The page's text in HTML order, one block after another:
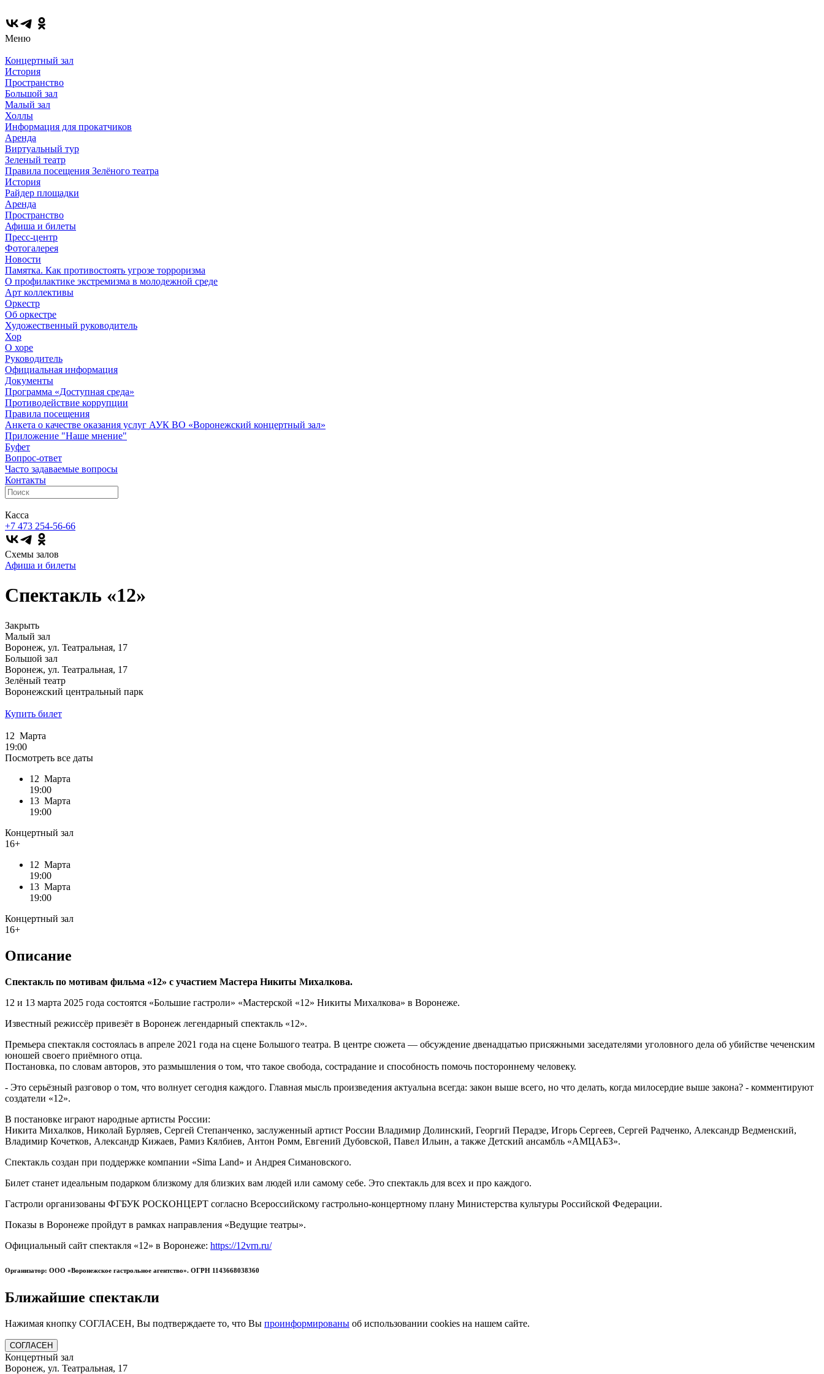
Меню
Концертный зал
История
Пространство
Большой зал
Малый зал
Холлы
Информация для прокатчиков
Аренда
Виртуальный тур
Зеленый театр
Правила посещения Зелёного театра
История
Райдер площадки
Аренда
Пространство
Афиша и билеты
Пресс-центр
Фотогалерея
Новости
Памятка. Как противостоять угрозе торроризма
О профилактике экстремизма в молодежной среде
Арт коллективы
Оркестр
Об оркестре
Художественный руководитель
Хор
О хоре
Руководитель
Официальная информация
Документы
Программа «Доступная среда»
Противодействие коррупции
Правила посещения
Анкета о качестве оказания услуг АУК ВО «Воронежский концертный зал»
Приложение "Наше мнение"
Буфет
Вопрос-ответ
Часто задаваемые вопросы
Контакты
Касса
+7 473 254-56-66
Схемы залов
Афиша и билеты
Спектакль «12»
Закрыть
Малый зал
Воронеж, ул. Театральная, 17
Большой зал
Воронеж, ул. Театральная, 17
Зелёный театр
Воронежский центральный парк
Купить билет
12 Марта
19:00
Посмотреть все даты
12 Марта
19:00
13 Марта
19:00
Концертный зал
16+
12 Марта
19:00
13 Марта
19:00
Концертный зал
16+
Описание
Спектакль по мотивам фильма «12» с участием Мастера Никиты Михалкова.
12 и 13 марта 2025 года состоятся «Большие гастроли» «Мастерской «12» Никиты Михалкова» в Воронеже.
Известный режиссёр привезёт в Воронеж легендарный спектакль «12».
Премьера спектакля состоялась в апреле 2021 года на сцене Большого театра. В центре сюжета — обсуждение двенадцатью присяжными заседателями уголовного дела об убийстве чеченским
юношей своего приёмного отца.
Постановка, по словам авторов, это размышления о том, что такое свобода, сострадание и способность помочь постороннему человеку.
- Это серьёзный разговор о том, что волнует сегодня каждого. Главная мысль произведения актуальна всегда: закон выше всего, но что делать, когда милосердие выше закона? - комментируют
создатели «12».
В постановке играют народные артисты России:
Никита Михалков, Николай Бурляев, Сергей Степанченко, заслуженный артист России Владимир Долинский, Георгий Перадзе, Игорь Сергеев, Сергей Радченко, Александр Ведменский,
Владимир Кочетков, Александр Кижаев, Рамиз Кялбиев, Антон Ромм, Евгений Дубовской, Павел Ильин, а также Детский ансамбль «АМЦАБЗ».
Спектакль создан при поддержке компании «Sima Land» и Андрея Симановского.
Билет станет идеальным подарком близкому для близких вам людей или самому себе. Это спектакль для всех и про каждого.
Гастроли организованы ФГБУК РОСКОНЦЕРТ согласно Всероссийскому гастрольно-концертному плану Министерства культуры Российской Федерации.
Показы в Воронеже пройдут в рамках направления «Ведущие театры».
Официальный сайт спектакля «12» в Воронеже: https://12vrn.ru/
Организатор: ООО «Воронежское гастрольное агентство». ОГРН 1143668038360
Ближайшие спектакли
Нажимая кнопку СОГЛАСЕН, Вы подтверждаете то, что Вы проинформированы об использовании cookies на нашем сайте.
СОГЛАСЕН
Концертный зал
Воронеж, ул. Театральная, 17